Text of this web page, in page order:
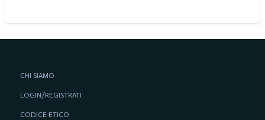
CHI SIAMO
LOGIN/REGISTRATI
CODICE ETICO